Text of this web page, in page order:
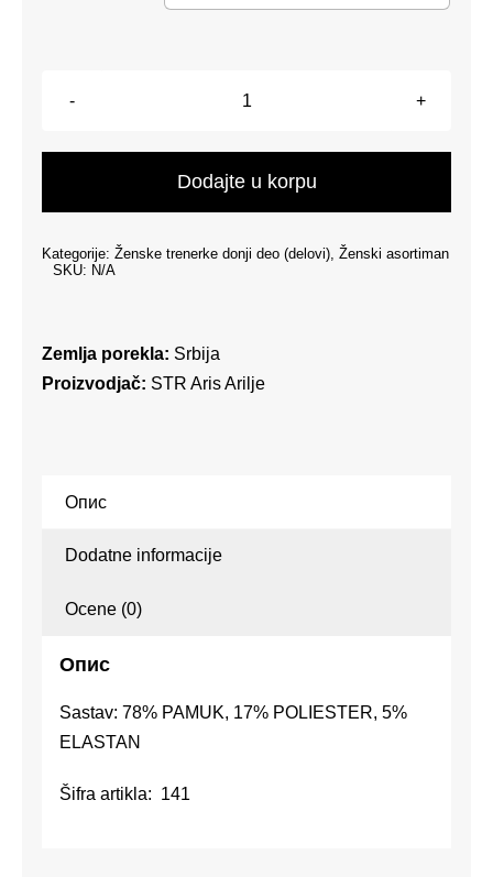
deo
zvoncare
Dodajte u korpu
Kategorije: Ženske trenerke donji deo (delovi), Ženski asortiman
SKU: N/A
Zemlja porekla: Srbija
Proizvodjač: STR Aris Arilje
Опис
Dodatne informacije
Ocene (0)
Опис
Sastav: 78% PAMUK, 17% POLIESTER, 5%
ELASTAN
Šifra artikla: 141